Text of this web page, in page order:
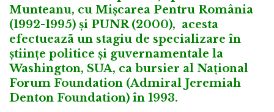
Munteanu, cu Mișcarea Pentru România
(1992-1995) și PUNR (2000), acesta
efectueazã un stagiu de specializare în
științe politice și guvernamentale la
Washington, SUA, ca bursier al Național
Forum Foundation (Admiral Jeremiah
Denton Foundation) în 1993.